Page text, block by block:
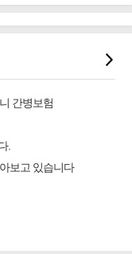
크!
자보험
간병보험
.
보고 있습니다